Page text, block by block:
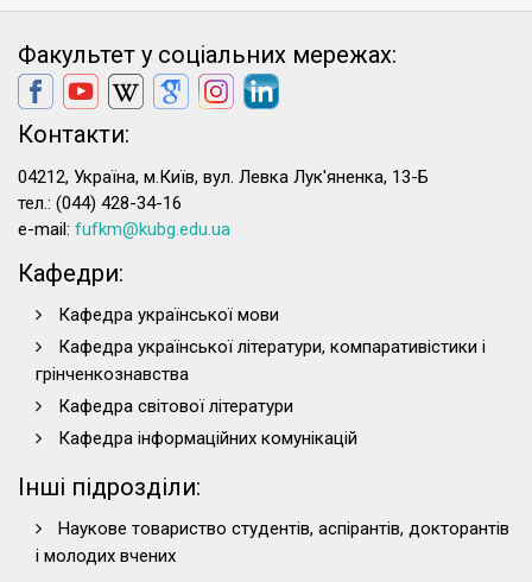
Факультет у соціальних мережах:
Контакти:
04212, Україна, м.Київ, вул. Левка Лук'яненка, 13-Б
тел.: (044) 428-34-16
e-mail: fufkm@kubg.edu.ua
Кафедри:
Кафедра української мови
Кафедра української літератури, компаративістики і
грінченкознавства
Кафедра світової літератури
Кафедра інформаційних комунікацій
Інші підрозділи:
Наукове товариство студентів, аспірантів, докторантів
і молодих вчених